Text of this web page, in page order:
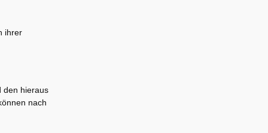
ihrer
den hieraus
nach